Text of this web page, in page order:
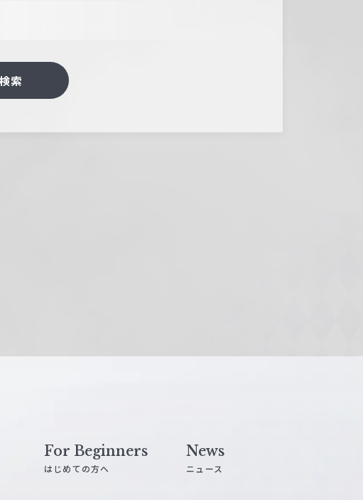
索
For Beginners
はじめての方へ
News
ニュース